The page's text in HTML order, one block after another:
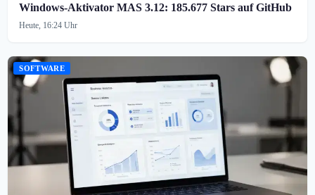
Windows-Aktivator MAS 3.12: 185.677 Stars auf GitHub
Heute, 16:24 Uhr
SOFTWARE